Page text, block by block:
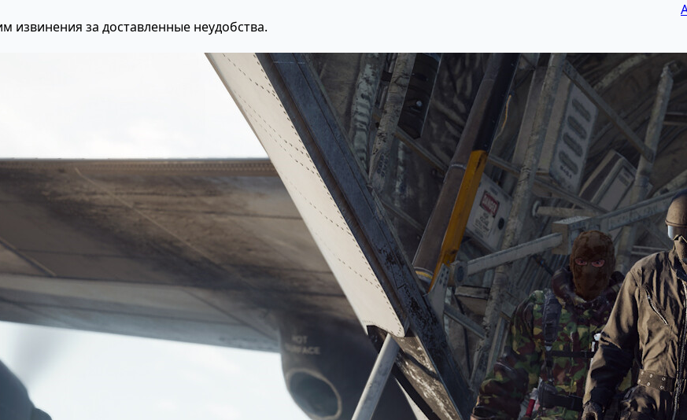
за доставленные неудобства.